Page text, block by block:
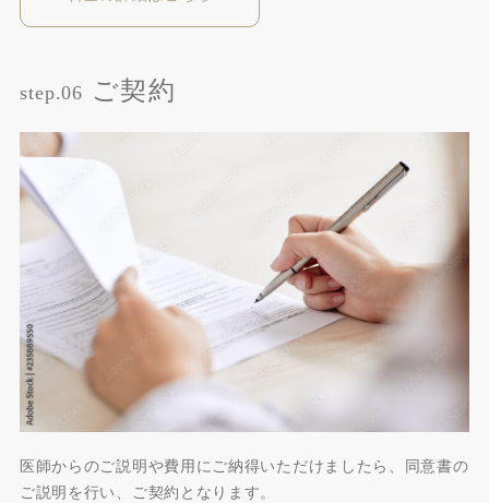
step.06 ご契約
医師からのご説明や費用にご納得いただけましたら、同意書の
ご説明を行い、ご契約となります。